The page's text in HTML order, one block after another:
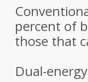
percent of
those that
Dual-